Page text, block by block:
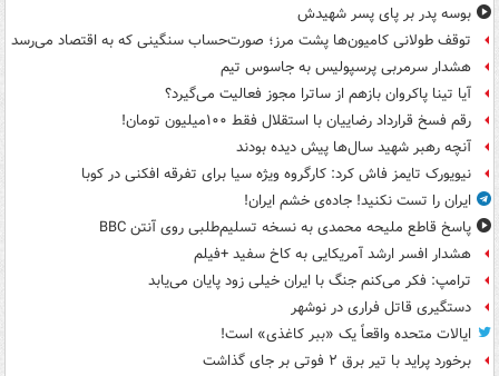
بوسه‌ پدر بر پای پسر شهیدش
توقف طولانی کامیون‌ها پشت مرز؛ صورت‌حساب سنگینی که به اقتصاد می‌رسد
هشدار سرمربی پرسپولیس به جاسوس تیم
آیا تینا پاکروان بازهم از ساترا مجوز فعالیت می‌گیرد؟
رقم فسخ قرارداد رضاییان با استقلال فقط ۱۰۰میلیون تومان!
آنچه رهبر شهید سال‌ها پیش دیده بودند
نیویورک تایمز فاش کرد: کارگروه ویژه سیا برای تفرقه افکنی در کوبا
ایران را تست نکنید! جاده‌ی خشم ایران!
پاسخ قاطع ملیحه محمدی به نسخه تسلیم‌طلبی روی آنتن BBC
هشدار افسر ارشد آمریکایی به کاخ سفید +فیلم
ترامپ: فکر می‌کنم جنگ با ایران خیلی زود پایان می‌یابد
دستگیری قاتل فراری در نوشهر
ایالات متحده واقعاً یک «ببر کاغذی» است!
برخورد پراید با تیر برق ۲ فوتی بر جای گذاشت